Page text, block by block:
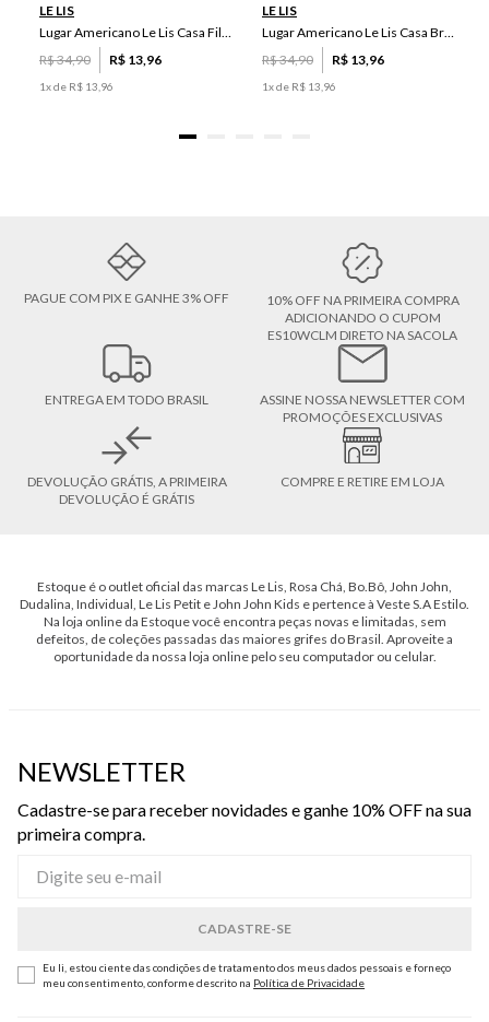
LE LIS
Lugar Americano Le Lis Casa Filipa
R$34,90 R$ 13 96
1x de R$ 13 96
LE LIS
Lugar Americano Le Lis Casa Brenda
R$34,90 R$ 13 96
1x de R$ 13 96
PAGUE COM PIX E GANHE 3% OFF
10% OFF NA PRIMEIRA COMPRA
ADICIONANDO O CUPOM
ES10WCLM DIRETO NA SACOLA
ENTREGA EM TODO BRASIL
ASSINE NOSSA NEWSLETTER COM
PROMOÇÕES EXCLUSIVAS
DEVOLUÇÃO GRÁTIS, A PRIMEIRA
DEVOLUÇÃO É GRÁTIS
COMPRE E RETIRE EM LOJA
Estoque é o outlet oficial das marcas Le Lis, Rosa Chá, Bo.Bô, John John,
Dudalina, Individual, Le Lis Petit e John John Kids e pertence à Veste S.A Estilo.
Na loja online da Estoque você encontra peças novas e limitadas, sem
defeitos, de coleções passadas das maiores grifes do Brasil. Aproveite a
oportunidade da nossa loja online pelo seu computador ou celular.
NEWSLETTER
Cadastre-se para receber novidades e ganhe 10% OFF na sua
primeira compra.
Eu li, estou ciente das condições de tratamento dos meus dados pessoais e forneço
meu consentimento, conforme descrito na Política de Privacidade